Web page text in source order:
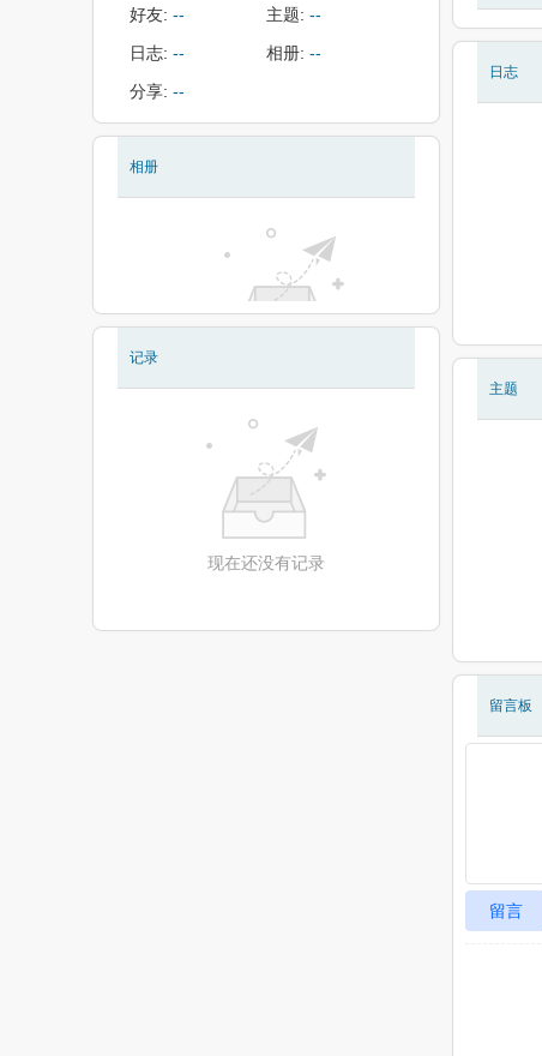
好友: -- 主题: --
日志: -- 相册: --
分享: --
相册
记录
现在还没有记录
日志
主题
留言板
留言